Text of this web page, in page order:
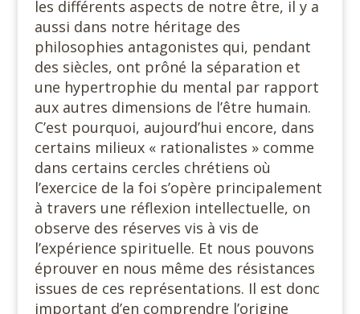
les différents aspects de notre être, il y a
aussi dans notre héritage des
philosophies antagonistes qui, pendant
des siècles, ont prôné la séparation et
une hypertrophie du mental par rapport
aux autres dimensions de l’être humain.
C’est pourquoi, aujourd’hui encore, dans
certains milieux « rationalistes » comme
dans certains cercles chrétiens où
l’exercice de la foi s’opère principalement
à travers une réflexion intellectuelle, on
observe des réserves vis à vis de
l’expérience spirituelle. Et nous pouvons
éprouver en nous même des résistances
issues de ces représentations. Il est donc
important d’en comprendre l’origine